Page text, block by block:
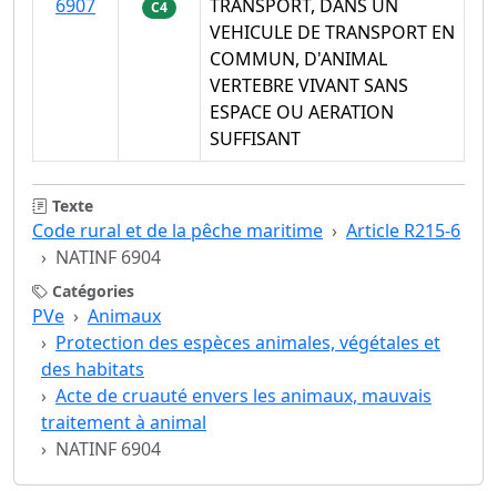
6907
C4
TRANSPORT, DANS UN
VEHICULE DE TRANSPORT EN
COMMUN, D'ANIMAL
VERTEBRE VIVANT SANS
ESPACE OU AERATION
SUFFISANT
Texte
Code rural et de la pêche maritime
Article R215-6
NATINF 6904
Catégories
PVe
Animaux
Protection des espèces animales, végétales et
des habitats
Acte de cruauté envers les animaux, mauvais
traitement à animal
NATINF 6904